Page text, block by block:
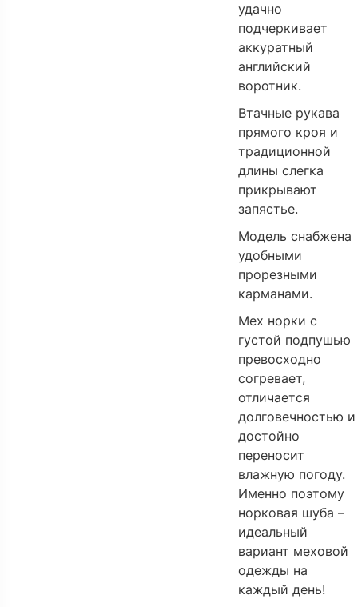
удачно
подчеркивает
аккуратный
английский
воротник.
Втачные рукава
прямого кроя и
традиционной
длины слегка
прикрывают
запястье.
Модель снабжена
удобными
прорезными
карманами.
Мех норки с
густой подпушью
превосходно
согревает,
отличается
долговечностью и
достойно
переносит
влажную погоду.
Именно поэтому
норковая шуба –
идеальный
вариант меховой
одежды на
каждый день!